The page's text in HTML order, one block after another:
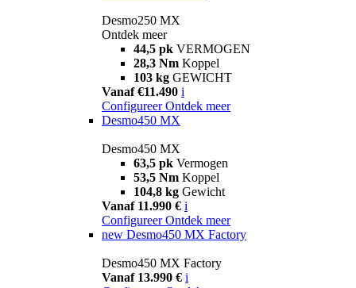
Desmo250 MX
Ontdek meer
44,5 pk VERMOGEN
28,3 Nm Koppel
103 kg GEWICHT
Vanaf €11.490 i
Configureer Ontdek meer
Desmo450 MX
Desmo450 MX
63,5 pk Vermogen
53,5 Nm Koppel
104,8 kg Gewicht
Vanaf 11.990 € i
Configureer Ontdek meer
new Desmo450 MX Factory
Desmo450 MX Factory
Vanaf 13.990 € i